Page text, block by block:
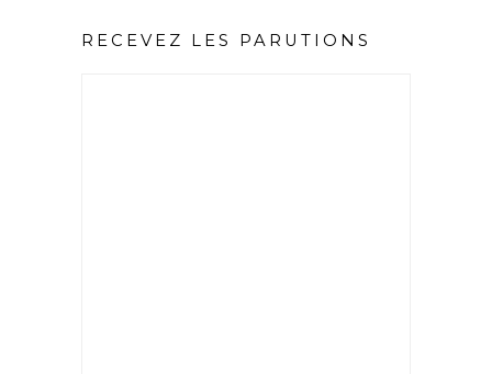
RECEVEZ LES PARUTIONS